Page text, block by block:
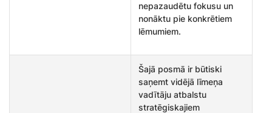
nepazaudētu fokusu un
nonāktu pie konkrētiem
lēmumiem.
Šajā posmā ir būtiski
saņemt vidējā līmeņa
vadītāju atbalstu
stratēgiskajiem